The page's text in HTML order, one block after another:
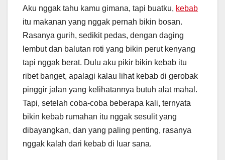
Aku nggak tahu kamu gimana, tapi buatku, kebab
itu makanan yang nggak pernah bikin bosan.
Rasanya gurih, sedikit pedas, dengan daging
lembut dan balutan roti yang bikin perut kenyang
tapi nggak berat. Dulu aku pikir bikin kebab itu
ribet banget, apalagi kalau lihat kebab di gerobak
pinggir jalan yang kelihatannya butuh alat mahal.
Tapi, setelah coba-coba beberapa kali, ternyata
bikin kebab rumahan itu nggak sesulit yang
dibayangkan, dan yang paling penting, rasanya
nggak kalah dari kebab di luar sana.